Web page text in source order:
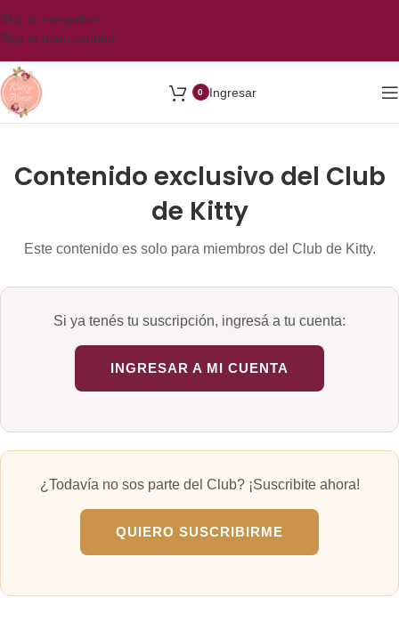
Skip to navigation
Skip to main content
0 Ingresar
Contenido exclusivo del Club
de Kitty
Este contenido es solo para miembros del Club de Kitty.
Si ya tenés tu suscripción, ingresá a tu cuenta:
INGRESAR A MI CUENTA
¿Todavía no sos parte del Club? ¡Suscribite ahora!
QUIERO SUSCRIBIRME